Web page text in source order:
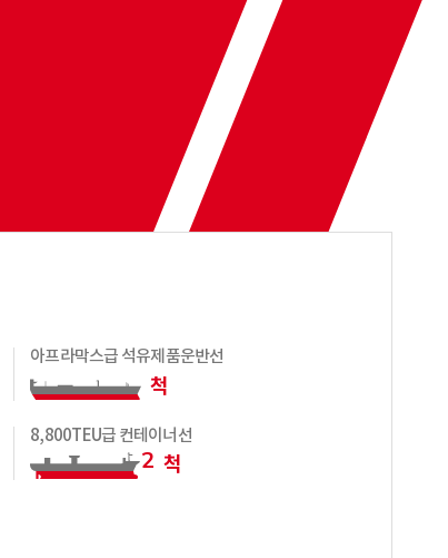
아프라막스급 석유제품운반선
척
8,800TEU급 컨테이너선
2 척